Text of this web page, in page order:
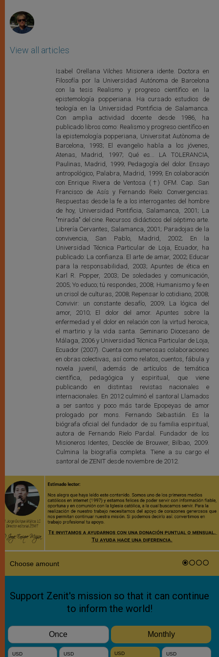
View all articles
Isabel Orellana Vilches Misionera idente. Doctora en
Filosofía por la Universidad Autónoma de Barcelona
con la tesis Realismo y progreso científico en la
epistemología popperiana. Ha cursado estudios de
teología en la Universidad Pontificia de Salamanca.
Con amplia actividad docente desde 1986, ha
publicado libros como: Realismo y progreso científico en
la epistemología popperiana, Universitat Autònoma de
Barcelona, 1993; El evangelio habla a los jóvenes,
Atenas, Madrid, 1997; Qué es... LA TOLERANCIA,
Paulinas, Madrid, 1999; Pedagogía del dolor. Ensayo
antropológico, Palabra, Madrid, 1999; En colaboración
con Enrique Rivera de Ventosa (†) OFM. Cap. San
Francisco de Asís y Fernando Rielo: Convergencias.
Respuestas desde la fe a los interrogantes del hombre
de hoy, Universidad Pontificia, Salamanca, 2001; La
"mirada" del cine. Recursos didácticos del séptimo arte.
Librería Cervantes, Salamanca, 2001; Paradojas de la
convivencia, San Pablo, Madrid, 2002; En la
Universidad Técnica Particular de Loja, Ecuador, ha
publicado: La confianza. El arte de amar, 2002; Educar
para la responsabilidad, 2003; Apuntes de ética en
Karl R. Popper, 2003; De soledades y comunicación,
2005; Yo educo; tú respondes, 2008; Humanismo y fe en
un crisol de culturas, 2008; Repensar lo cotidiano, 2008;
Convivir: un constante desafío, 2009; La lógica del
amor, 2010; El dolor del amor. Apuntes sobre la
enfermedad y el dolor en relación con la virtud heroica,
el martirio y la vida santa. Seminario Diocesano de
Málaga, 2006 y Universidad Técnica Particular de Loja,
Ecuador (2007). Cuenta con numerosas colaboraciones
en obras colectivas, así como relatos, cuentos, fábula y
novela juvenil, además de artículos de temática
científica, pedagógica y espiritual, que viene
publicando en distintas revistas nacionales e
internacionales. En 2012 culminó el santoral Llamados
a ser santos y poco más tarde Epopeyas de amor
prologado por mons. Fernando Sebastián. Es la
biógrafa oficial del fundador de su familia espiritual,
autora de Fernando Rielo Pardal. Fundador de los
Misioneros Identes, Desclée de Brouwer, Bilbao, 2009.
Culmina la biografía completa. Tiene a su cargo el
santoral de ZENIT desde noviembre de 2012.